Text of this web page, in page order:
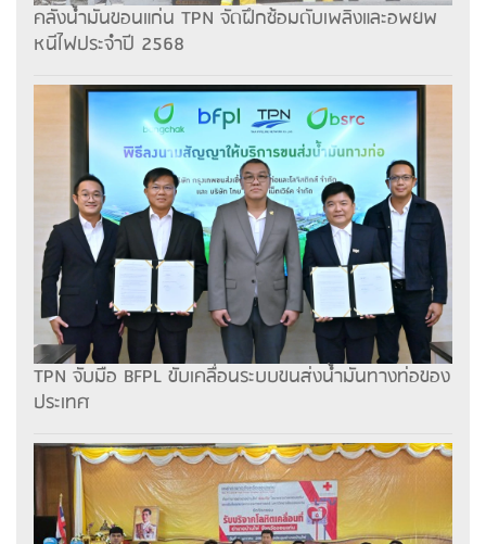
คลังน้ำมันขอนแก่น TPN จัดฝึกซ้อมดับเพลิงและอพยพ
หนีไฟประจำปี 2568
TPN จับมือ BFPL ขับเคลื่อนระบบขนส่งน้ำมันทางท่อของ
ประเทศ